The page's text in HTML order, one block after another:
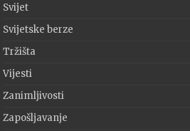
Svijet
Svijetske berze
Tržišta
Vijesti
Zanimljivosti
Zapošljavanje